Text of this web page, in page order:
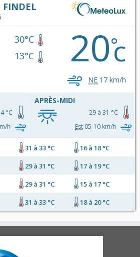
FINDEL
30°C
13°C
20°c
NE 17 km/h
°C
h
APRÈS-MIDI
29 à 31 °C
Est 05-10 km/h
31 à 33 °C
16 à 18 °C
29 à 31 °C
17 à 19 °C
29 à 31 °C
15 à 17 °C
31 à 33 °C 18 à 20 °C